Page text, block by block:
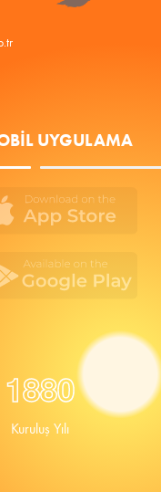
UYGULAMA
1880
Kuruluş Yılı